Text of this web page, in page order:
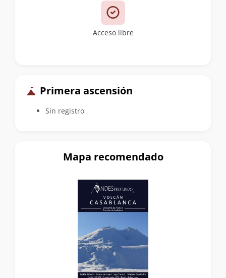
Acceso libre
Primera ascensión
Sin registro
Mapa recomendado